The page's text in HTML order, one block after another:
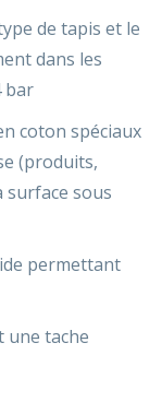
de tapis et le
dans les
bar
coton spéciaux
(produits,
surface sous
permettant
une tache